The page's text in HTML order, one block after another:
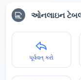
ઓનલાઇન
પૂર્વવત્ કરો